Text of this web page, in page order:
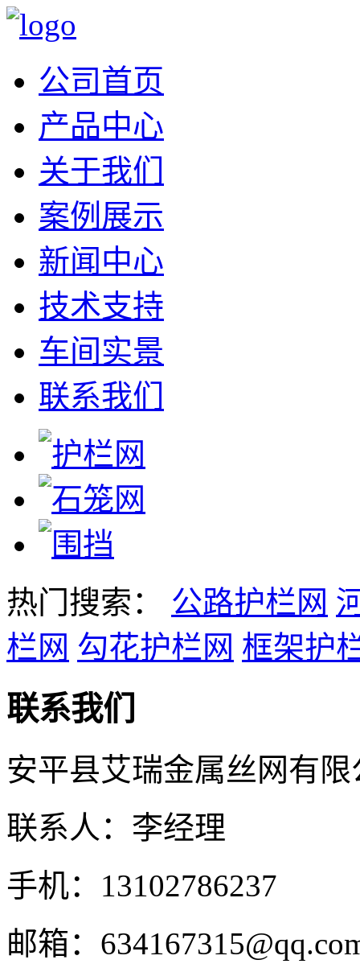
公司首页
产品中心
关于我们
案例展示
新闻中心
技术支持
车间实景
联系我们
热门搜索： 公路护栏网
栏网 勾花护栏网 框架护
联系我们
安平县艾瑞金属丝网有限
联系人：李经理
手机：13102786237
邮箱：